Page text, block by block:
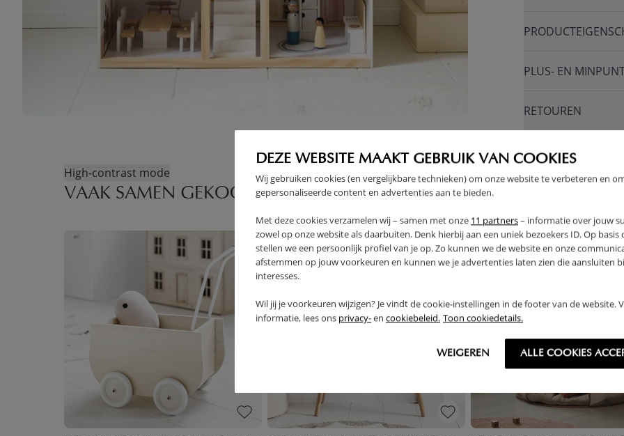
DEZE WEBSITE MAAKT GEBRUIK VAN COOKIES
Wij gebruiken cookies (en vergelijkbare technieken) om onze website te verbeteren en
gepersonaliseerde content en advertenties aan te bieden.
Met deze cookies verzamelen wij – samen met onze 11 partners– informatie over jouw
zowel op onze website als daarbuiten. Denk hierbij aan een uniek bezoekers ID. Op basis
stellen we een persoonlijk profiel van je op. Zo kunnen we de website en onze
afstemmen op jouw voorkeuren en kunnen we je advertenties laten zien die aansluiten
interesses.
Wil jij je voorkeuren wijzigen? Je vindt de cookie-instellingen in de footer van de website.
informatie, lees ons privacy-en cookiebeleid. Toon cookiedetails.
WEIGEREN ALLE COOKIES
PLUS- EN
RETOUREN
High-contrast mode
VAAK SAMEN GEKOCHT
OUTLET